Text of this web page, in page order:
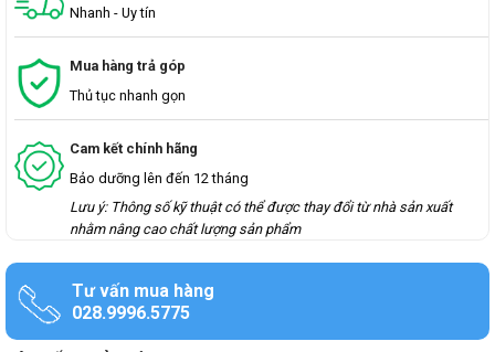
Nhanh - Uy tín
Mua hàng trả góp
Thủ tục nhanh gọn
Cam kết chính hãng
Bảo dưỡng lên đến 12 tháng
Lưu ý: Thông số kỹ thuật có thể được thay đổi từ nhà sản xuất
nhằm nâng cao chất lượng sản phẩm
Tư vấn mua hàng
028.9996.5775